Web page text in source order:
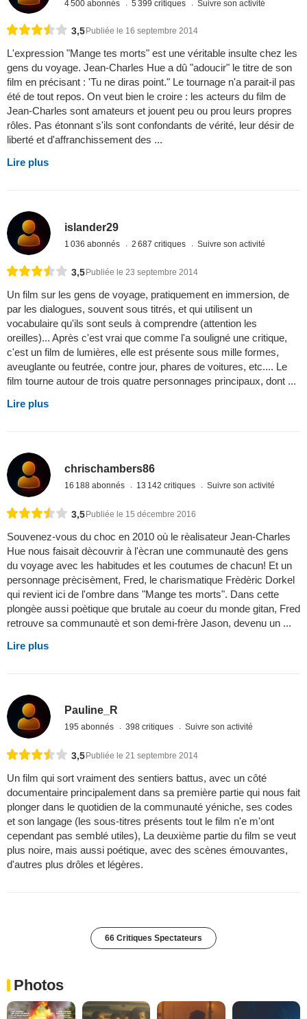
4 500 abonnés 5 399 critiques Suivre son activité
3,5 Publiée le 16 septembre 2014
L'expression "Mange tes morts" est une véritable insulte chez les
gens du voyage. Jean-Charles Hue a dû "adoucir" le titre de son
film en précisant : 'Tu ne diras point." Le tournage n'a parait-il pas
été de tout repos. On veut bien le croire : les acteurs du film de
Jean-Charles sont amateurs et jouent peu ou prou leurs propres
rôles. Pas étonnant s'ils sont confondants de vérité, leur désir de
liberté et d'affranchissement des ...
Lire plus
islander29
1 036 abonnés 2 687 critiques Suivre son activité
3,5 Publiée le 23 septembre 2014
Un film sur les gens de voyage, pratiquement en immersion, de
par les dialogues, souvent sous titrés, et qui utilisent un
vocabulaire qu'ils sont seuls à comprendre (attention les
oreilles)... Après c'est vrai que comme l'a souligné une critique,
c'est un film de lumières, elle est présente sous mille formes,
aveuglante ou feutrée, contre jour, phares de voitures, etc.... Le
film tourne autour de trois quatre personnages principaux, dont ...
Lire plus
chrischambers86
16 188 abonnés 13 142 critiques Suivre son activité
3,5Publiée le 15 décembre 2016
Souvenez-vous du choc en 2010 où le rèalisateur Jean-Charles
Hue nous faisait dècouvrir à l'ècran une communautè des gens
du voyage avec les habitudes et les coutumes de chacun! Et un
personnage prècisèment, Fred, le charismatique Frèdèric Dorkel
qui revient ici de l'ombre dans "Mange tes morts". Dans cette
plongèe aussi poètique que brutale au coeur du monde gitan, Fred
retrouve sa communautè et son demi-frère Jason, devenu un ...
Lire plus
Pauline_R
195 abonnés 398 critiques Suivre son activité
3,5 Publiée le 21 septembre 2014
Un film qui sort vraiment des sentiers battus, avec un côté
documentaire principalement dans sa première partie qui nous fait
plonger dans le quotidien de la communauté yéniche, ses codes
et son langage (les sous-titres présents tout le film n'e m'ont
cependant pas semblé utiles), La deuxième partie du film se veut
plus noire, mais aussi poétique, avec des scènes émouvantes,
d'autres plus drôles et légères.
66 Critiques Spectateurs
Photos